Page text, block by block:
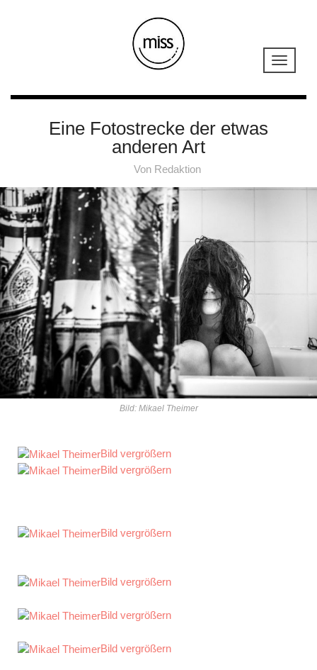
Eine Fotostrecke der etwas
anderen Art
Von Redaktion
Bild: Mikael Theimer
Bild vergrößern
Bild vergrößern
Bild vergrößern
Bild vergrößern
Bild vergrößern
Bild vergrößern